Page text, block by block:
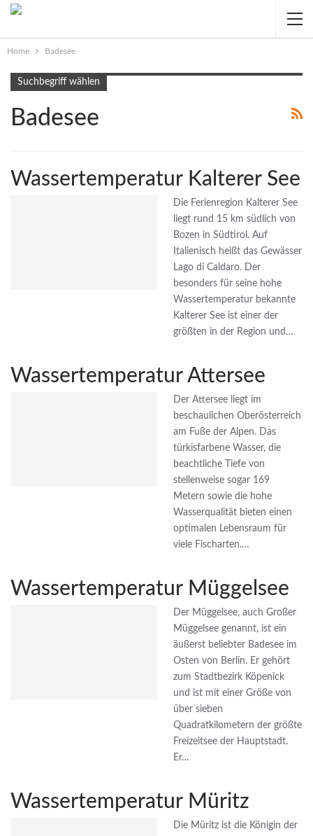
Home Badesee
Suchbegriff wählen
Badesee
Wassertemperatur Kalterer See
Die Ferienregion Kalterer See
liegt rund 15 km südlich von
Bozen in Südtirol. Auf
Italienisch heißt das Gewässer
Lago di Caldaro. Der
besonders für seine hohe
Wassertemperatur bekannte
Kalterer See ist einer der
größten in der Region und…
Wassertemperatur Attersee
Der Attersee liegt im
beschaulichen Oberösterreich
am Fuße der Alpen. Das
türkisfarbene Wasser, die
beachtliche Tiefe von
stellenweise sogar 169
Metern sowie die hohe
Wasserqualität bieten einen
optimalen Lebensraum für
viele Fischarten.…
Wassertemperatur Müggelsee
Der Müggelsee, auch Großer
Müggelsee genannt, ist ein
äußerst beliebter Badesee im
Osten von Berlin. Er gehört
zum Stadtbezirk Köpenick
und ist mit einer Größe von
über sieben
Quadratkilometern der größte
Freizeitsee der Hauptstadt.
Er…
Wassertemperatur Müritz
Die Müritz ist die Königin der